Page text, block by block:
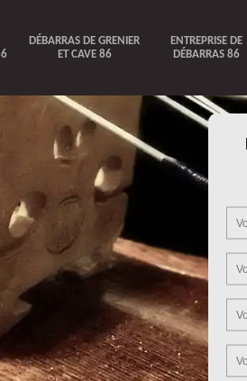
DÉBARRAS DE GRENIER
ET CAVE 86
ENTREPRISE DE
DÉBARRAS 86